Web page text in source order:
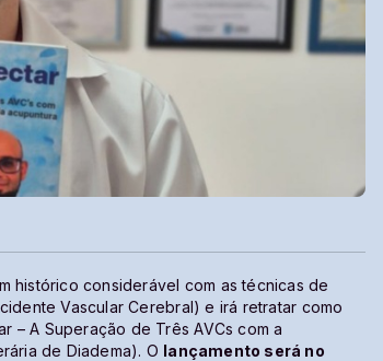
histórico considerável com as técnicas de
Vascular Cerebral) e irá retratar como
– A Superação de Três AVCs com a
de Diadema). O lançamento será no